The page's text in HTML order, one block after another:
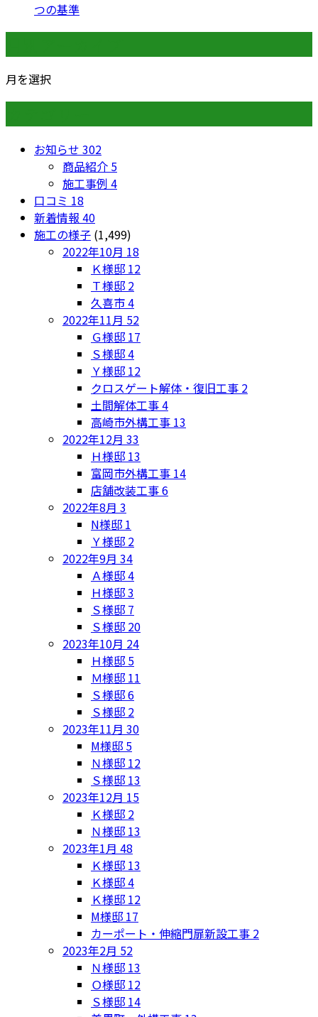
つの基準
月を選択
お知らせ 302
商品紹介 5
施工事例 4
口コミ 18
新着情報 40
施工の様子 (1,499)
2022年10月 18
Ｋ様邸 12
Ｔ様邸 2
久喜市4
2022年11月 52
Ｇ様邸 17
Ｓ様邸4
Ｙ様邸 12
クロスゲート解体・復旧工事 2
土間解体工事4
高崎市外構工事 13
2022年12月 33
Ｈ様邸 13
富岡市外構工事 14
店舗改装工事6
2022年8月 3
N様邸 1
Ｙ様邸 2
2022年9月 34
Ａ様邸4
Ｈ様邸3
Ｓ様邸 7
Ｓ様邸 20
2023年10月 24
Ｈ様邸 5
Ｍ様邸 11
Ｓ様邸6
Ｓ様邸 2
2023年11月 30
M様邸 5
Ｎ様邸 12
Ｓ様邸 13
2023年12月 15
Ｋ様邸 2
Ｎ様邸 13
2023年1月 48
Ｋ様邸 13
Ｋ様邸4
Ｋ様邸 12
M様邸 17
カーポート・伸縮門扉新設工事 2
2023年2月 52
Ｎ様邸 13
Ｏ様邸 12
Ｓ様邸 14